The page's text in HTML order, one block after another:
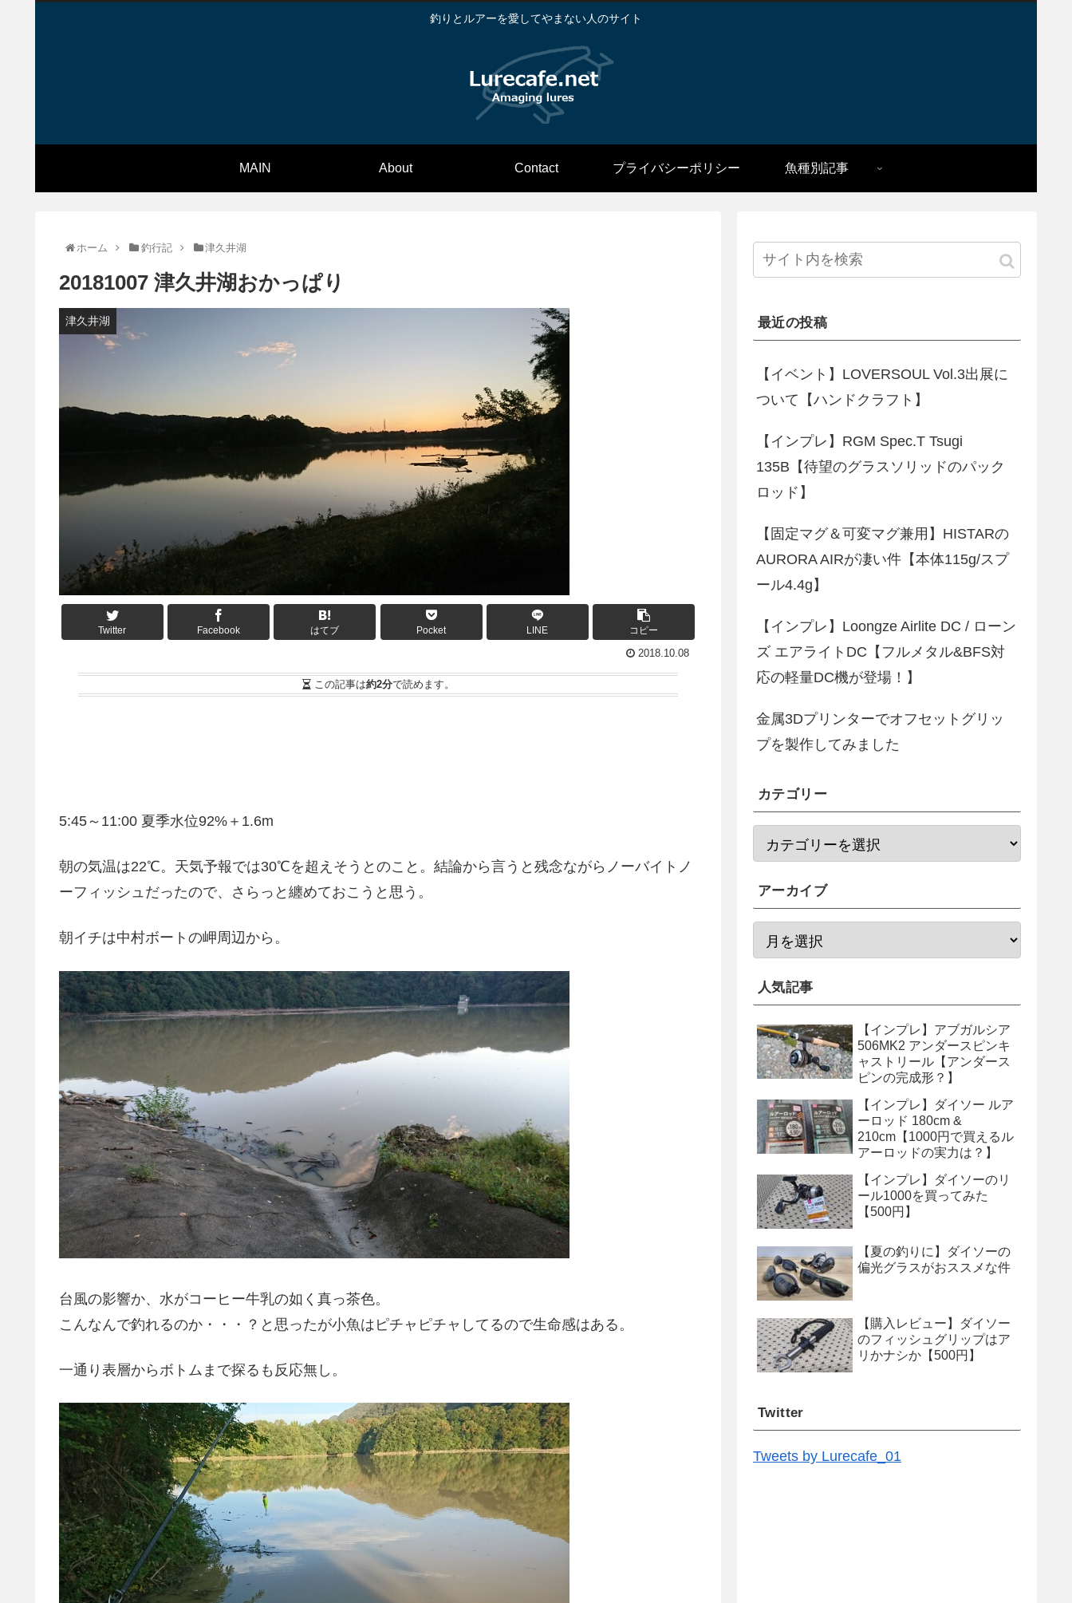
釣りとルアーを愛してやまない人のサイト
MAIN About Contact プライバシーポリシー 魚種別記事
ホーム 釣行記 津久井湖
20181007 津久井湖おかっぱり
津久井湖
Twitter Facebook はてブ Pocket LINE コピー
2018.10.08
この記事は約2分で読めます。
5:45～11:00 夏季水位92%＋1.6m
朝の気温は22℃。天気予報では30℃を超えそうとのこと。結論から言うと残念ながらノーバイトノ
ーフィッシュだったので、さらっと纏めておこうと思う。
朝イチは中村ボートの岬周辺から。
台風の影響か、水がコーヒー牛乳の如く真っ茶色。
こんなんで釣れるのか・・・？と思ったが小魚はピチャピチャしてるので生命感はある。
一通り表層からボトムまで探るも反応無し。
最近の投稿
【イベント】LOVERSOUL Vol.3出展に
ついて【ハンドクラフト】
【インプレ】RGM Spec.T Tsugi
135B【待望のグラスソリッドのパック
ロッド】
【固定マグ＆可変マグ兼用】HISTARの
AURORA AIRが凄い件【本体115g/スプ
ール4.4g】
【インプレ】Loongze Airlite DC / ローン
ズ エアライトDC【フルメタル&BFS対
応の軽量DC機が登場！】
金属3Dプリンターでオフセットグリッ
プを製作してみました
カテゴリー
アーカイブ
人気記事
【インプレ】アブガルシア
506MK2 アンダースピンキ
ャストリール【アンダース
ピンの完成形？】
【インプレ】ダイソー ルア
ーロッド 180cm &
210cm【1000円で買えるル
アーロッドの実力は？】
【インプレ】ダイソーのリ
ール1000を買ってみた
【500円】
【夏の釣りに】ダイソーの
偏光グラスがおススメな件
【購入レビュー】ダイソー
のフィッシュグリップはア
リかナシか【500円】
Twitter
Tweets by Lurecafe_01